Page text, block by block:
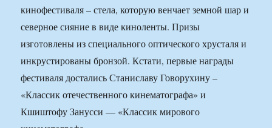
кинофестиваля – стела, которую венчает земной шар и
северное сияние в виде киноленты. Призы
изготовлены из специального оптического хрусталя и
инкрустированы бронзой. Кстати, первые награды
фестиваля достались Станиславу Говорухину –
«Классик отечественного кинематографа» и
Кшиштофу Занусси — «Классик мирового